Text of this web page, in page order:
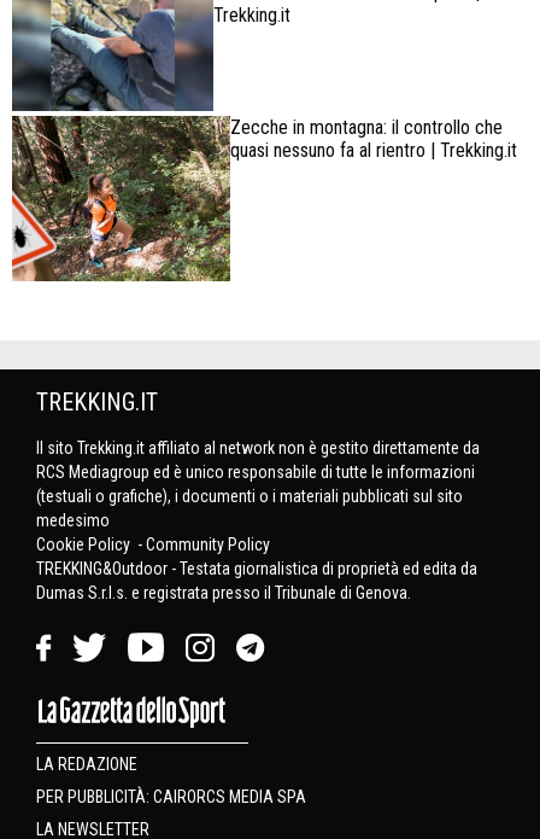
Trekking.it
Zecche in montagna: il controllo che
quasi nessuno fa al rientro | Trekking.it
TREKKING.IT
Il sito Trekking.it affiliato al network non è gestito direttamente da
RCS Mediagroup ed è unico responsabile di tutte le informazioni
(testuali o grafiche), i documenti o i materiali pubblicati sul sito
medesimo
Cookie Policy -Community Policy
TREKKING&Outdoor - Testata giornalistica di proprietà ed edita da
Dumas S.r.l.s. e registrata presso il Tribunale di Genova.
LA REDAZIONE
PER PUBBLICITÀ: CAIRORCS MEDIA SPA
LA NEWSLETTER